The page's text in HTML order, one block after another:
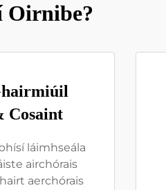
Oirnibe?
Cosaint
láimhseála
airchórais
aerchórais